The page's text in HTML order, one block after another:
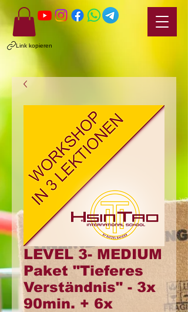
Link kopieren
LEVEL 3- MEDIUM
Paket "Tieferes
Verständnis" - 3x
90min. + 6x